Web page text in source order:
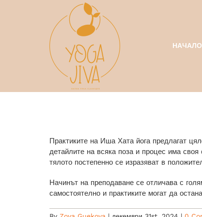
НАЧАЛО
Практиките на Иша Хата йога предлагат
детайлите на всяка поза и процес има
тялото постепенно се изразяват в
Начинът на преподаване се отличава с
самостоятелно и практиките могат да